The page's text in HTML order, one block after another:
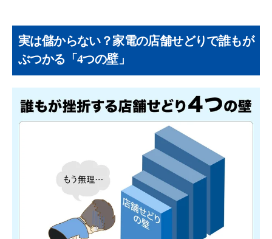
実は儲からない？家電の店舗せどりで誰もが
ぶつかる「4つの壁」